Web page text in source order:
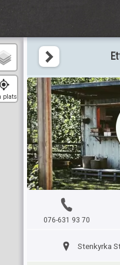
plats
076-631 93 70
Stenkyrka